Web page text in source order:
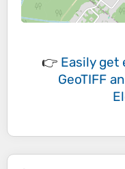
👉 Easily get
GeoTIFF